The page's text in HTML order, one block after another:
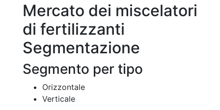
Mercato dei miscelatori
di fertilizzanti
Segmentazione
Segmento per tipo
Orizzontale
Verticale